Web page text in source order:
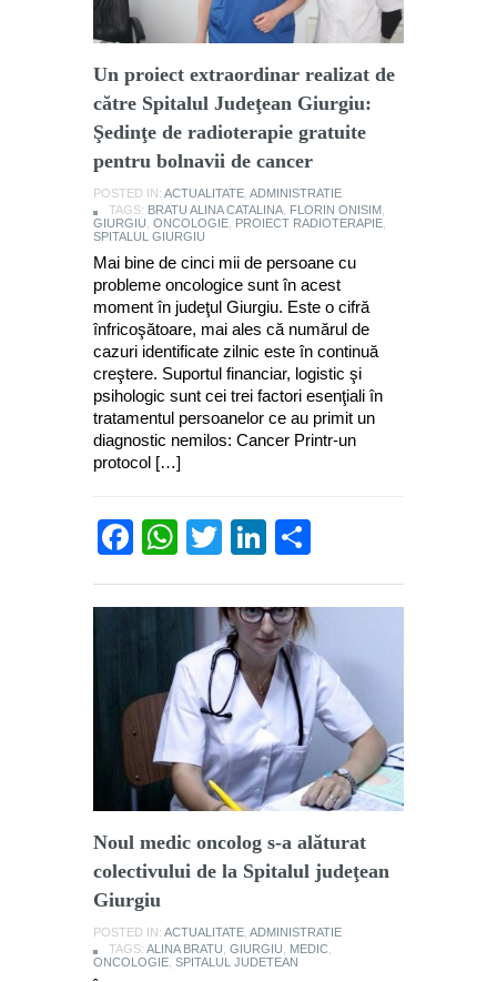
Un proiect extraordinar realizat de
către Spitalul Judeţean Giurgiu:
Şedinţe de radioterapie gratuite
pentru bolnavii de cancer
POSTED IN: ACTUALITATE ADMINISTRATIE
TAGS: BRATU ALINA CATALINA FLORIN ONISIM
GIURGIU ONCOLOGIE PROIECT RADIOTERAPIE
SPITALUL GIURGIU
Mai bine de cinci mii de persoane cu
probleme oncologice sunt în acest
moment în judeţul Giurgiu. Este o cifră
înfricoşătoare, mai ales că numărul de
cazuri identificate zilnic este în continuă
creştere. Suportul financiar, logistic şi
psihologic sunt cei trei factori esenţiali în
tratamentul persoanelor ce au primit un
diagnostic nemilos: Cancer Printr-un
protocol […]
Facebook
WhatsApp
TwitterLinkedIn
Noul medic oncolog s-a alăturat
colectivului de la Spitalul judeţean
Giurgiu
POSTED IN: ACTUALITATE ADMINISTRATIE
TAGS: ALINA BRATU GIURGIU MEDIC
ONCOLOGIE SPITALUL JUDETEAN